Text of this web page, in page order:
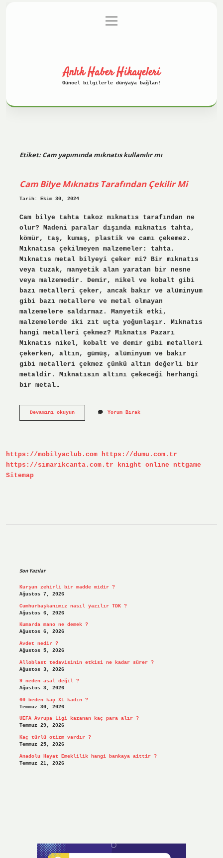
Gizlilik Politikası
menüyü
aç
Anlık Haber Hikayeleri
Güncel bilgilerle dünyaya bağlan!
Etiket:Cam yapımında mıknatıs kullanılır mı
Cam Bilye Mıknatıs Tarafından Çekilir Mi
Tarih: Ekim 30, 2024
Cam bilye tahta takoz mıknatıs tarafından ne
olur? Madeni paralar dışında mıknatıs tahta,
kömür, taş, kumaş, plastik ve camı çekemez.
Mıknatısa çekilmeyen malzemeler: tahta.
Mıknatıs metal bilyeyi çeker mi? Bir mıknatıs
veya tuzak, manyetik alan yaratan bir nesne
veya malzemedir. Demir, nikel ve kobalt gibi
bazı metalleri çeker, ancak bakır ve alüminyum
gibi bazı metallere ve metal olmayan
malzemelere saldırmaz. Manyetik etki,
malzemelerde iki zıt uçta yoğunlaşır. Mıknatıs
hangi metalleri çekmez? Mıknatıs Pazarı
Mıknatıs nikel, kobalt ve demir gibi metalleri
çekerken, altın, gümüş, alüminyum ve bakır
gibi metalleri çekmez çünkü altın değerli bir
metaldir. Mıknatısın altını çekeceği herhangi
bir metal…
Devamını okuyunCam
Yorum Bırak
https://mobilyaclub.com https://dumu.com.tr
https://simarikcanta.com.tr
knight online
nttgame
Sitemap
Son Yazılar
Kurşun zehirli bir madde midir ?
Ağustos 7, 2026
Cumhurbaşkanımız nasıl yazılır TDK ?
Ağustos 6, 2026
Kumarda mano ne demek ?
Ağustos 6, 2026
Avdet nedir ?
Ağustos 5, 2026
Alloblast tedavisinin etkisi ne kadar sürer ?
Ağustos 3, 2026
9 neden asal değil ?
Ağustos 3, 2026
60 beden kaç XL kadın ?
Temmuz 30, 2026
UEFA Avrupa Ligi kazanan kaç para alır ?
Temmuz 29, 2026
Kaç türlü otizm vardır ?
Temmuz 25, 2026
Anadolu Hayat Emeklilik hangi bankaya aittir ?
Temmuz 21, 2026